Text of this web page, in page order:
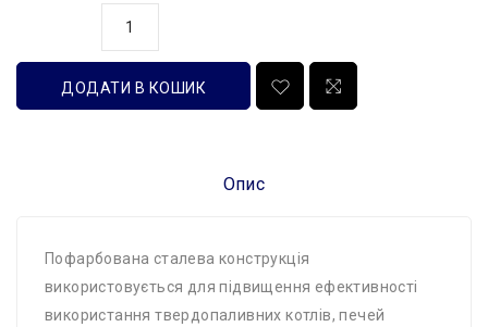
ДОДАТИ В КОШИК
Опис
Пофарбована сталева конструкція
використовується для підвищення ефективності
використання твердопаливних котлів, печей